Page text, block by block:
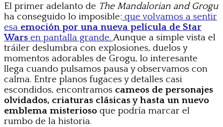
El primer adelanto de The Mandalorian and Grogu
ha conseguido lo imposible: que volvamos a sentir
esa emoción por una nueva película de Star
Wars en pantalla grande. Aunque a simple vista el
tráiler deslumbra con explosiones, duelos y
momentos adorables de Grogu, lo interesante
llega cuando pulsamos pausa y observamos con
calma. Entre planos fugaces y detalles casi
escondidos, encontramos cameos de personajes
olvidados, criaturas clásicas y hasta un nuevo
emblema misterioso que podría marcar el
rumbo de la historia.